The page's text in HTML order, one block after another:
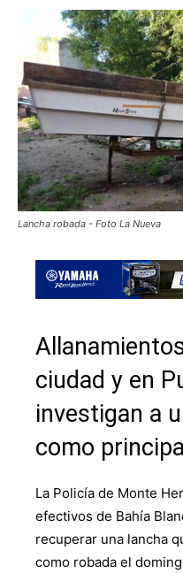
Lancha robada - Foto La Nueva
ciudad y en
investigan a
como
La Policía de Monte
efectivos de Bahía
recuperar una lancha
como robada el